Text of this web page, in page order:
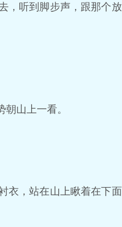
，听到脚步声，跟那个放
山上一看。
衣，站在山上瞅着在下面